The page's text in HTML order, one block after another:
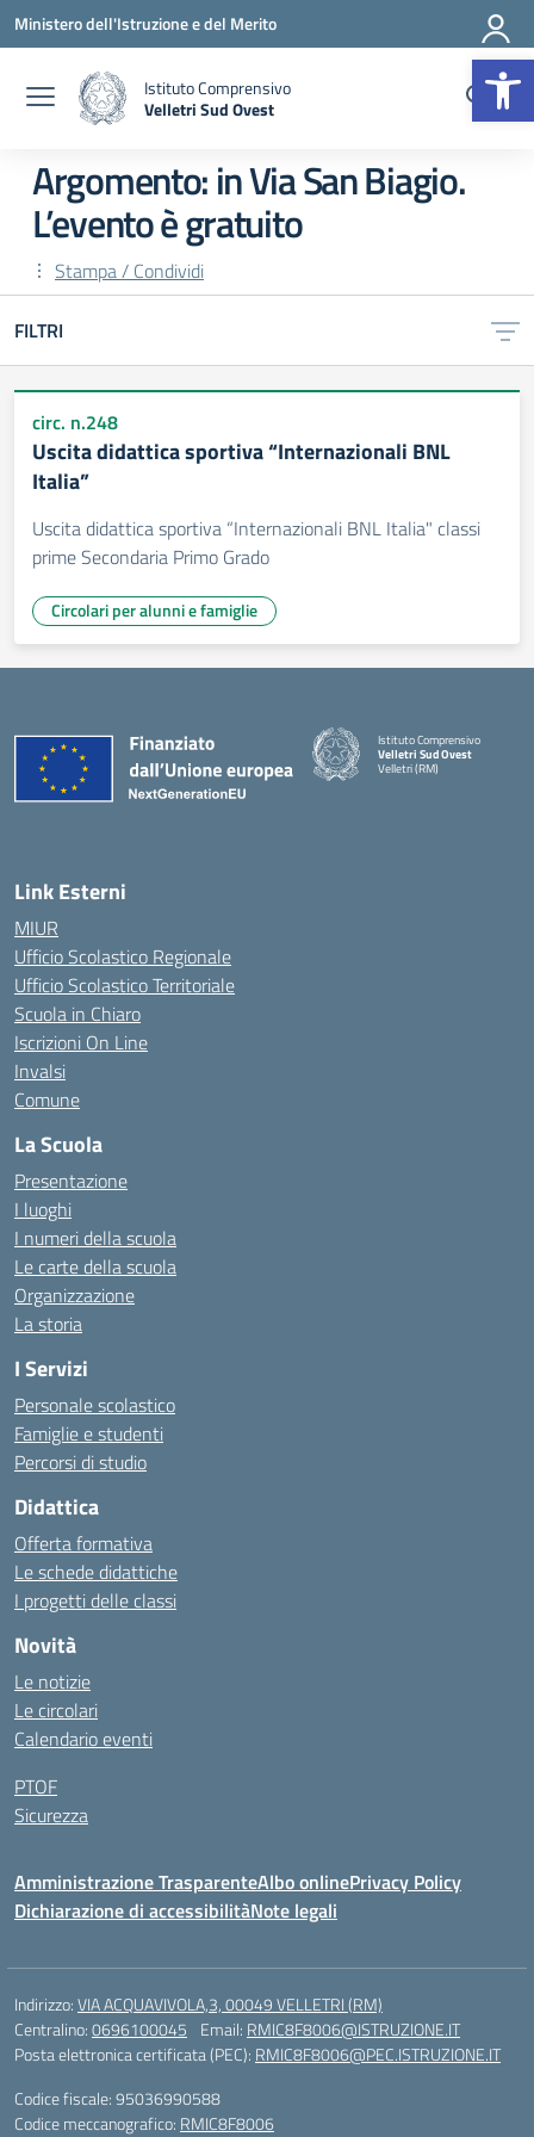
Vai ai contenuti
Vai al menu di navigazione
Vai al footer
Ministero dell'Istruzione e del Merito
Istituto Comprensivo
Velletri Sud Ovest
Argomento: in Via San Biagio.
L’evento è gratuito
Stampa / Condividi
FILTRI
circ. n.248
Uscita didattica sportiva “Internazionali BNL
Italia”
Uscita didattica sportiva “Internazionali BNL Italia" classi
prime Secondaria Primo Grado
Circolari per alunni e famiglie
Istituto Comprensivo
Velletri Sud Ovest
Velletri (RM)
Link Esterni
MIUR
Ufficio Scolastico Regionale
Ufficio Scolastico Territoriale
Scuola in Chiaro
Iscrizioni On Line
Invalsi
Comune
La Scuola
Presentazione
I luoghi
I numeri della scuola
Le carte della scuola
Organizzazione
La storia
I Servizi
Personale scolastico
Famiglie e studenti
Percorsi di studio
Didattica
Offerta formativa
Le schede didattiche
I progetti delle classi
Novità
Le notizie
Le circolari
Calendario eventi
PTOF
Sicurezza
Amministrazione TrasparenteAlbo onlinePrivacy Policy
Dichiarazione di accessibilitàNote legali
Indirizzo:VIA ACQUAVIVOLA,3, 00049 VELLETRI (RM)
Centralino:0696100045 Email: RMIC8F8006@ISTRUZIONE.IT
Posta elettronica certificata (PEC): RMIC8F8006@PEC.ISTRUZIONE.IT
Codice fiscale: 95036990588
Codice meccanografico: RMIC8F8006